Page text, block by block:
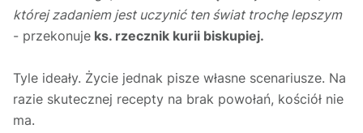
której zadaniem jest uczynić ten świat trochę lepszym
- przekonuje ks. rzecznik kurii biskupiej.
Tyle ideały. Życie jednak pisze własne scenariusze. Na
razie skutecznej recepty na brak powołań, kościół nie
ma.